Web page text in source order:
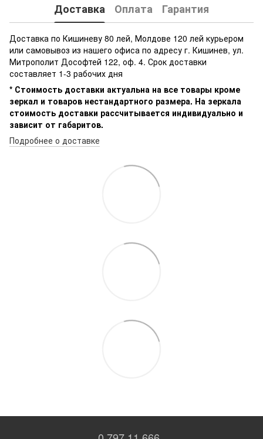
Доставка Оплата Гарантия
Доставка по Кишиневу 80 лей, Молдове 120 лей курьером
или самовывоз из нашего офиса по адресу г. Кишинев, ул.
Митрополит Дософтей 122, оф. 4. Срок доставки
составляет 1-3 рабочих дня
* Стоимость доставки актуальна на все товары кроме
зеркал и товаров нестандартного размера. На зеркала
стоимость доставки рассчитывается индивидуально и
зависит от габаритов.
Подробнее о доставке